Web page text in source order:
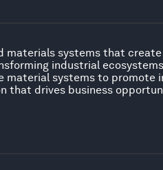
materials systems that
industrial
material systems to promote
that drives business